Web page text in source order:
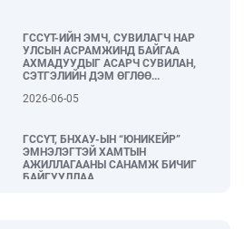
ГССҮТ-ИЙН ЭМЧ, СУВИЛАГЧ НАР
УЛСЫН АСРАМЖИНД БАЙГАА
АХМАДУУДЫГ АСАРЧ СУВИЛАН,
СЭТГЭЛИЙН ДЭМ ӨГЛӨӨ...
2026-06-05
ГССҮТ, БНХАУ-ЫН “ЮНИКЕЙР”
ЭМНЭЛЭГТЭЙ ХАМТЫН
АЖИЛЛАГААНЫ САНАМЖ БИЧИГ
БАЙГУУЛЛАА...